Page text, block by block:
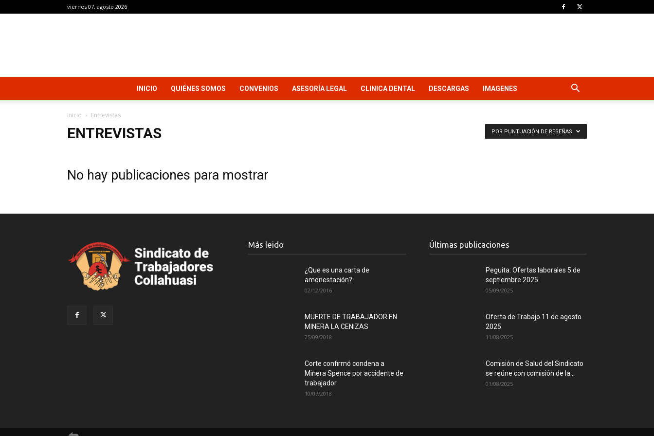
viernes 07, agosto 2026
Sindicato
INICIO QUIÉNES SOMOS CONVENIOS ASESORÍA LEGAL CLINICA DENTAL DESCARGAS IMAGENES
Inicio Entrevistas
ENTREVISTAS POR PUNTUACIÓN DE RESEÑAS
No hay publicaciones para mostrar
Más leido
¿Que es una carta de
amonestación?
02/12/2016
MUERTE DE TRABAJADOR EN
MINERA LA CENIZAS
25/09/2018
Corte confirmó condena a
Minera Spence por accidente de
trabajador
10/07/2018
Últimas publicaciones
Peguita: Ofertas laborales 5 de
septiembre 2025
05/09/2025
Oferta de Trabajo 11 de agosto
2025
11/08/2025
Comisión de Salud del Sindicato
se reúne con comisión de la...
01/08/2025